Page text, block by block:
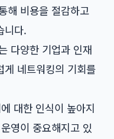
해 비용을 절감하고
니다.
다양한 기업과 인재
게 네트워킹의 기회를
대한 인식이 높아지
영이 중요해지고 있